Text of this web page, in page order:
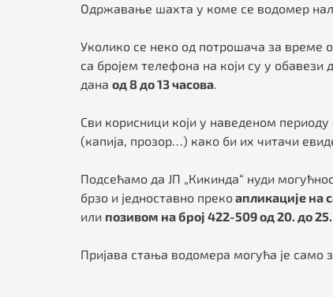
Одржавање шахта у коме се водомер
Уколико се неко од потрошача за време
са бројем телефона на који су у обавези
дана од 8 до 13часова.
Сви корисници који у наведеном
(капија, прозор…) како би их читачи
Подсећамо да ЈП „Кикинда“ нуди
брзо и једноставно прекоапликације на
или позивом на број 422-509 од 20. до
Пријава стања водомера могућа је само